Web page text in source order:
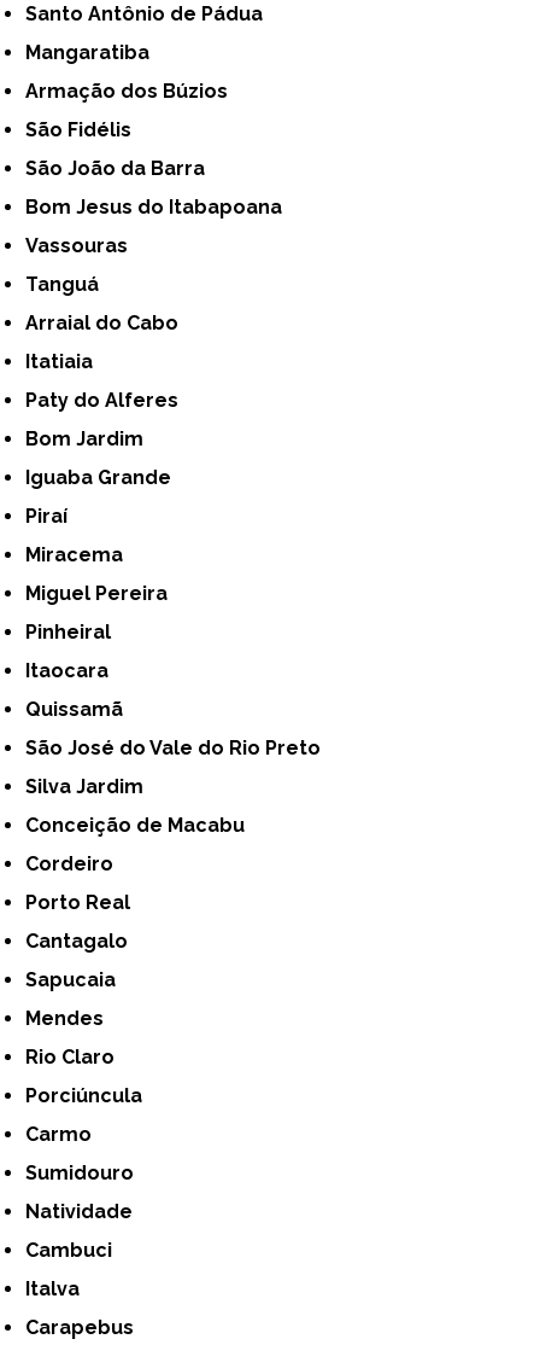
Santo Antônio de Pádua
Mangaratiba
Armação dos Búzios
São Fidélis
São João da Barra
Bom Jesus do Itabapoana
Vassouras
Tanguá
Arraial do Cabo
Itatiaia
Paty do Alferes
Bom Jardim
Iguaba Grande
Piraí
Miracema
Miguel Pereira
Pinheiral
Itaocara
Quissamã
São José do Vale do Rio Preto
Silva Jardim
Conceição de Macabu
Cordeiro
Porto Real
Cantagalo
Sapucaia
Mendes
Rio Claro
Porciúncula
Carmo
Sumidouro
Natividade
Cambuci
Italva
Carapebus